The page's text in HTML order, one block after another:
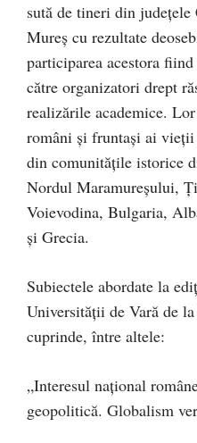
sută de tineri din județele
Mureș cu rezultate
participarea acestora
către organizatori drept
realizările academice.
români și fruntași ai
din comunitățile istorice
Nordul Maramureșului,
Voievodina, Bulgaria,
și Grecia.
Subiectele abordate la
Universității de Vară de
cuprinde, între altele:
„Interesul național
geopolitică. Globalism